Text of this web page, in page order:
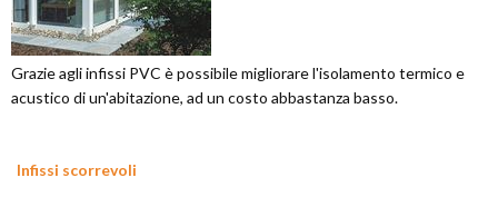
Grazie agli infissi PVC è possibile migliorare l'isolamento termico e
acustico di un'abitazione, ad un costo abbastanza basso.
Infissi scorrevoli